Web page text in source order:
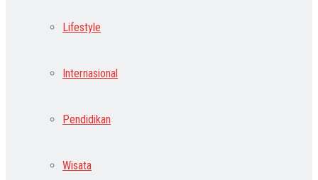
Lifestyle
Internasional
Pendidikan
Wisata